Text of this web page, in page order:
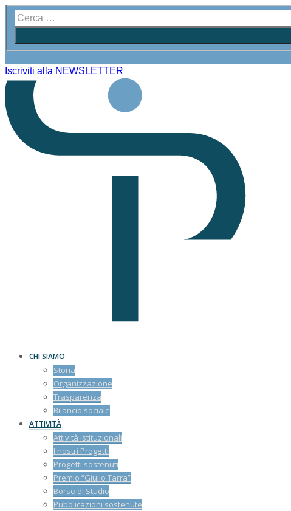
Iscriviti alla NEWSLETTER
CHI SIAMO
Storia
Organizzazione
Trasparenza
Bilancio sociale
ATTIVITÀ
Attività istituzionali
I nostri Progetti
Progetti sostenuti
Premio “Giulio Tarra”
Borse di Studio
Pubblicazioni sostenute